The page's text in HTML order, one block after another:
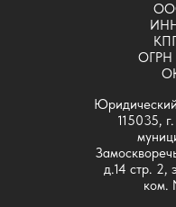
ОГРН
115035,
д.14 стр.